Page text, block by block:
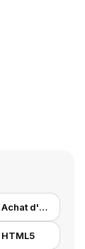
Achat d'améliorations
HTML5